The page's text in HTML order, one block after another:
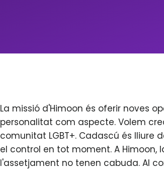
La missió d'Himoon és oferir noves
personalitat com aspecte. Volem
comunitat LGBT+. Cadascú és
el control en tot moment. A Himoon,
l'assetjament no tenen cabuda. Al